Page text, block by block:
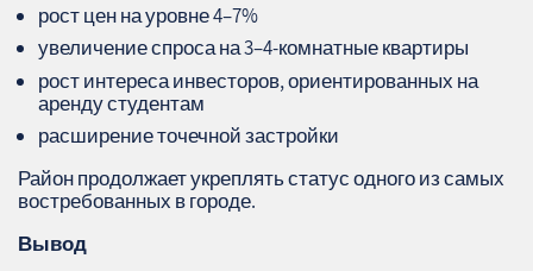
рост цен на уровне 4–7%
увеличение спроса на 3–4‑комнатные квартиры
рост интереса инвесторов, ориентированных на
аренду студентам
расширение точечной застройки
Район продолжает укреплять статус одного из самых
востребованных в городе.
Вывод